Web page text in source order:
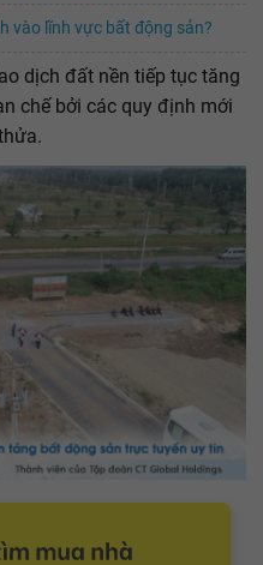
vào lĩnh vực bất động sản?
dịch đất nền tiếp tục tăng
chế bởi các quy định mới